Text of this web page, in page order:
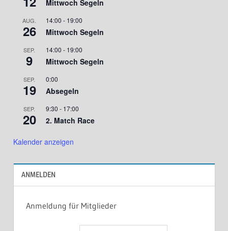
Mittwoch Segeln
AUG.
26
14:00 - 19:00
Mittwoch Segeln
SEP.
9
14:00 - 19:00
Mittwoch Segeln
SEP.
19
0:00
Absegeln
SEP.
20
9:30 - 17:00
2. Match Race
Kalender anzeigen
ANMELDEN
Anmeldung für Mitglieder